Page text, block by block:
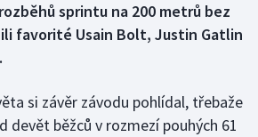
sprintu na 200 metrů bez
favorité Usain Bolt, Justin Gatlin
si závěr závodu pohlídal, třebaže
devět běžců v rozmezí pouhých 61